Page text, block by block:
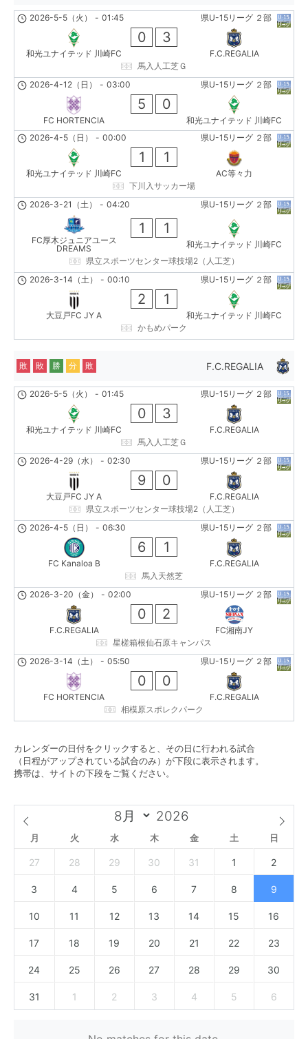
県U-15リーグ ２部
2026-5-5（火） - 01:45
和光ユナイテッド 川崎FC
0 3
F.C.REGALIA
馬入人工芝Ｇ
県U-15リーグ ２部
2026-4-12（日） - 03:00
FC HORTENCIA
5 0
和光ユナイテッド 川崎FC
県U-15リーグ ２部
2026-4-5（日） - 00:00
和光ユナイテッド 川崎FC
1 1
AC等々力
下川入サッカー場
県U-15リーグ ２部
2026-3-21（土） - 04:20
FC厚木ジュニアユース
DREAMS
1 1
和光ユナイテッド 川崎FC
県立スポーツセンター球技場2（人工芝）
県U-15リーグ ２部
2026-3-14（土） - 00:10
大豆戸FC JY A
2 1
和光ユナイテッド 川崎FC
かもめパーク
F.C.REGALIA
敗 敗 勝 分 敗
県U-15リーグ ２部
2026-5-5（火） - 01:45
和光ユナイテッド 川崎FC
0 3
F.C.REGALIA
馬入人工芝Ｇ
県U-15リーグ ２部
2026-4-29（水） - 02:30
大豆戸FC JY A
9 0
F.C.REGALIA
県立スポーツセンター球技場2（人工芝）
県U-15リーグ ２部
2026-4-5（日） - 06:30
FC Kanaloa B
6 1
F.C.REGALIA
馬入天然芝
県U-15リーグ ２部
2026-3-20（金） - 02:00
F.C.REGALIA
0 2
FC湘南JY
星槎箱根仙石原キャンパス
県U-15リーグ ２部
2026-3-14（土） - 05:50
FC HORTENCIA
0 0
F.C.REGALIA
相模原スポレクパーク
カレンダーの日付をクリックすると、その日に行われる試合
（日程がアップされている試合のみ）が下段に表示されます。
携帯は、サイトの下段をご覧ください。
月 火 水 木 金 土 日
27 28 29 30 31 1 2
3 4 5 6 7 8 9
10 11 12 13 14 15 16
17 18 19 20 21 22 23
24 25 26 27 28 29 30
31 1 2 3 4 5 6